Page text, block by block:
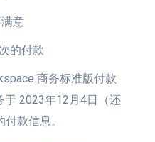
意
的付款
商务标准版付款
于 2023年12月4日（还
款信息。